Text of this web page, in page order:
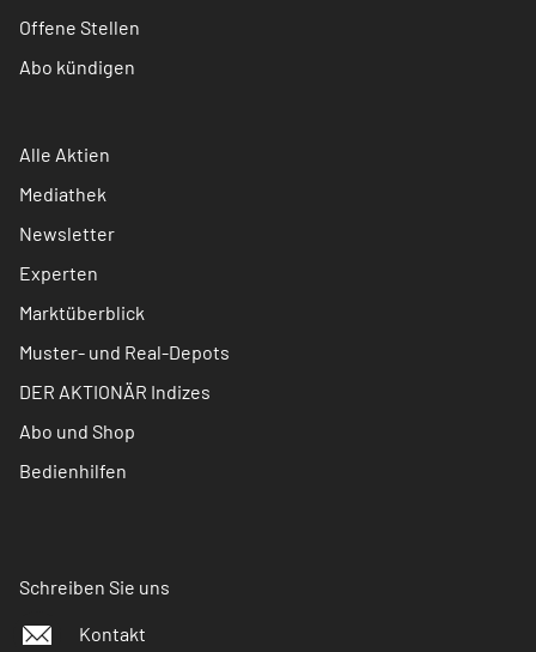
Offene Stellen
Abo kündigen
Alle Aktien
Mediathek
Newsletter
Experten
Marktüberblick
Muster- und Real-Depots
DER AKTIONÄR Indizes
Abo und Shop
Bedienhilfen
Schreiben Sie uns
Kontakt